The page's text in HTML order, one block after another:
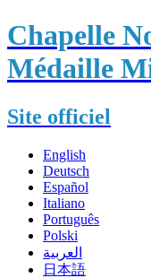
Chapelle
Médaille
Site officiel
English
Deutsch
Español
Italiano
Português
Polski
العربية
日本語